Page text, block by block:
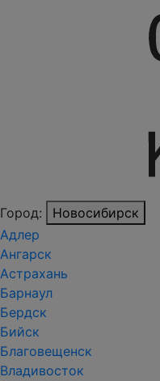
Город:
Новосибирск
Адлер
Ангарск
Астрахань
Барнаул
Бердск
Бийск
Благовещенск
Владивосток